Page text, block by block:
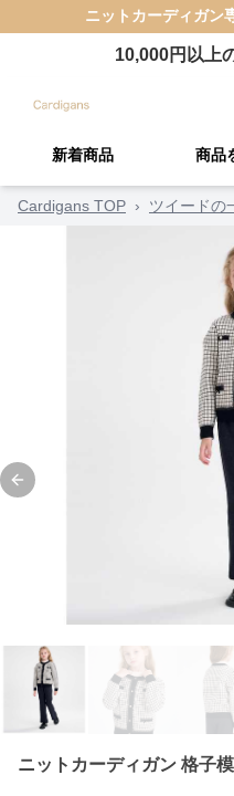
ニットカーディガン
10,000円以上
新着商品 商品
Cardigans TOP › ツイードの
Previous slide
ニットカーディガン 格子